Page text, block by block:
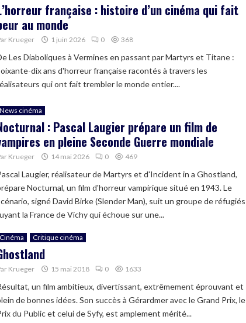
française : histoire d’un cinéma qui fait
au monde
Krueger 1 juin 2026 0 368
Les Diaboliques à Vermines en passant par Martyrs et Titane :
dix ans d'horreur française racontés à travers les
qui ont fait trembler le monde entier....
News cinéma
: Pascal Laugier prépare un film de
en pleine Seconde Guerre mondiale
Krueger 14 mai 2026 0 469
Laugier, réalisateur de Martyrs et d'Incident in a Ghostland,
Nocturnal, un film d'horreur vampirique situé en 1943. Le
signé David Birke (Slender Man), suit un groupe de réfugiés
la France de Vichy qui échoue sur une...
Cinéma Critique cinéma
Krueger 15 mai 2018 0 1633
un film ambitieux, divertissant, extrêmement éprouvant et
de bonnes idées. Son succès à Gérardmer avec le Grand Prix, le
du Public et celui de Syfy, est amplement mérité...